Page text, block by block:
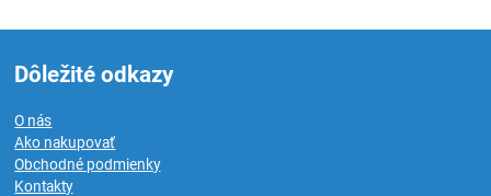
Dôležité odkazy
O nás
Ako nakupovať
Obchodné podmienky
Kontakty